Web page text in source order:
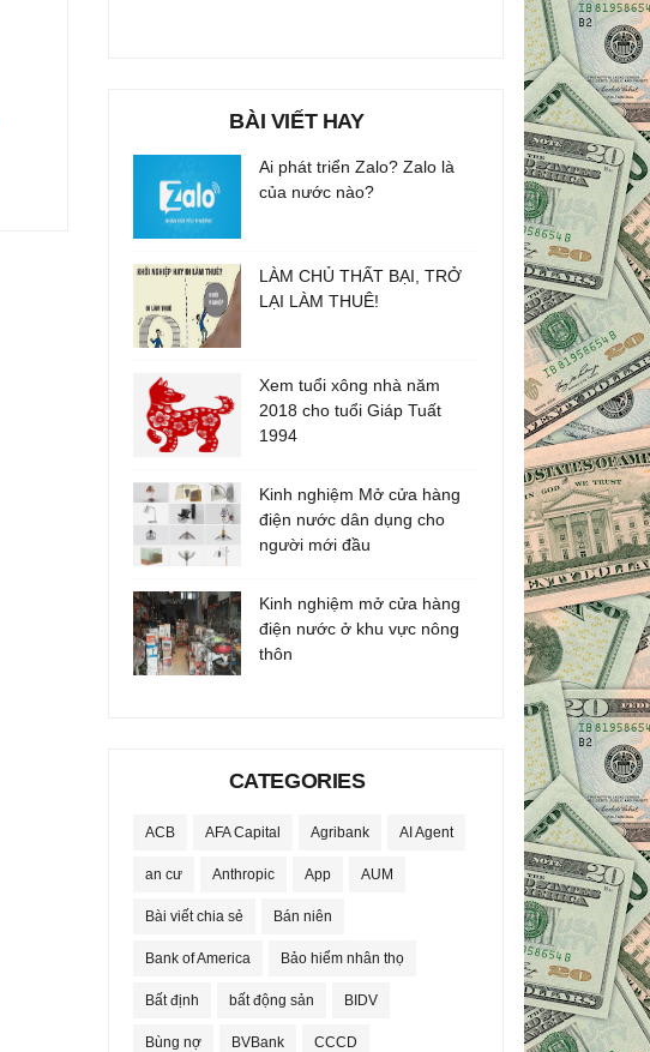
BÀI VIẾT HAY
Ai phát triển Zalo? Zalo là
của nước nào?
LÀM CHỦ THẤT BẠI, TRỞ
LẠI LÀM THUÊ!
Xem tuổi xông nhà năm
2018 cho tuổi Giáp Tuất
1994
Kinh nghiệm Mở cửa hàng
điện nước dân dụng cho
người mới đầu
Kinh nghiệm mở cửa hàng
điện nước ở khu vực nông
thôn
CATEGORIES
ACB AFA Capital Agribank AI Agent
an cư Anthropic App AUM
Bài viết chia sẻ Bán niên
Bank of America Bảo hiểm nhân thọ
Bất định bất động sản BIDV
Bùng nợ BVBank CCCD